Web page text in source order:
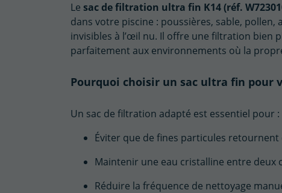
Le sac de filtration ultra fin K14 (réf.
dans votre piscine : poussières, sable,
invisibles à l’œil nu. Il offre une filtration bien
parfaitement aux environnements où la
Pourquoi choisir un sac ultra fin pour
Un sac de filtration adapté est essentiel pour :
Éviter que de fines particules retournent
Maintenir une eau cristalline entre deux
Réduire la fréquence de nettoyage